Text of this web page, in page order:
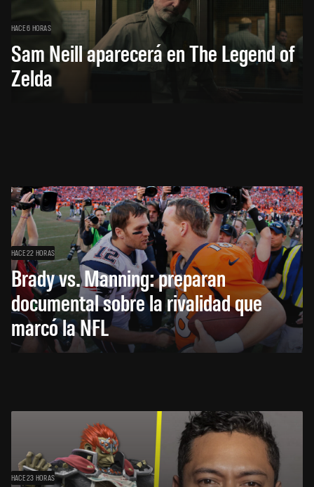
HACE 6 HORAS
Sam Neill aparecerá en The Legend of
Zelda
HACE 22 HORAS
Brady vs. Manning: preparan
documental sobre la rivalidad que
marcó la NFL
HACE 23 HORAS